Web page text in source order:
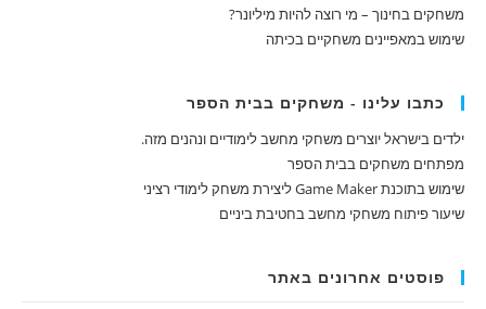
משחקים בחינוך – מי רוצה להיות מיליונר?
שימוש במאפיינים משחקיים בכיתה
כתבו עלינו - משחקים בבית הספר
ילדים בישראל יוצרים משחקי מחשב לימודיים ונהנים מזה.
מפתחים משחקים בבית הספר
שימוש בתוכנת Game Maker ליצירת משחק לימודי רציני
שיעור פיתוח משחקי מחשב בחטיבת ביניים
פוסטים אחרונים באתר